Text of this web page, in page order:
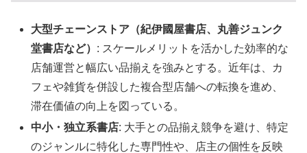
大型チェーンストア（紀伊國屋書店、丸善ジュンク
堂書店など） : スケールメリットを活かした効率的な
店舗運営と幅広い品揃えを強みとする。近年は、カ
フェや雑貨を併設した複合型店舗への転換を進め、
滞在価値の向上を図っている。
中小・独立系書店: 大手との品揃え競争を避け、特定
のジャンルに特化した専門性や、店主の個性を反映